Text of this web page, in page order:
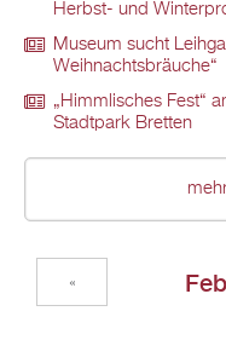
Herbst- und
Museum sucht
Weihnachtsbräuche“
„Himmlisches Fest“
Stadtpark Bretten
«